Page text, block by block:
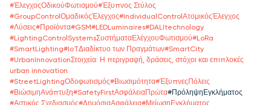
#ΈλεγχοςΟδικούΦωτισμού#Έξυπνος Στύλος
#GroupСontrolΟμαδικόςΈλεγχος#IndividualСontrolΑτομικόςΈλεγχος
#Λύσεις#Προϊόντα#GSM#LEDLuminaires#DALItechnology
#LightingControlSystemsΣυστήματαΕλέγχουΦωτισμού#LoRa
#SmartLighting#IoTΔιαδίκτυο των Πραγμάτων#SmartCity
#UrbanInnovationΣτοιχεία: Η περιγραφή, δράσεις, στόχοι και επιπλοκές
urban innovation
#StreetLightingΟδοφωτισμός#Βιωσιμότητα#ΈξυπνεςΠόλεις
#ΒιώσιμηΑνάπτυξη#SafetyFirstΑσφάλειαΠρώτα#ΠρόληψηΕγκλήματος
#Αστικός Σχεδιασμός#ΔημόσιαΑσφάλεια#ΜείωσηΕγκλήματος